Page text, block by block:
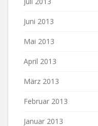
Juni 2013
Mai 2013
April 2013
März 2013
Februar 2013
Januar 2013